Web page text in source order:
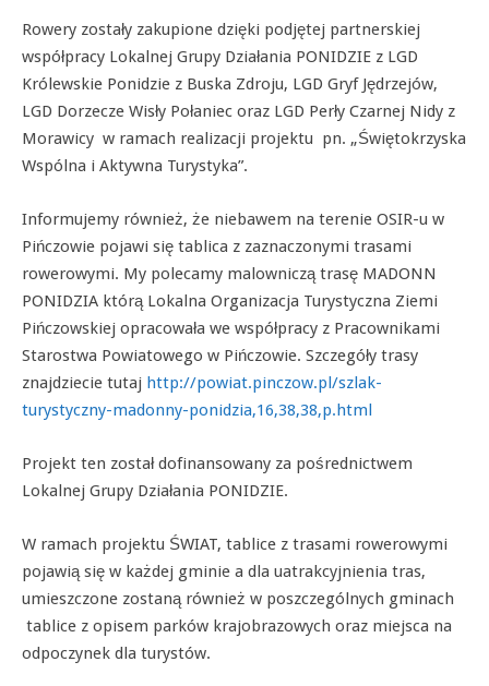
Rowery zostały zakupione dzięki podjętej partnerskiej
współpracy Lokalnej Grupy Działania PONIDZIE z LGD
Królewskie Ponidzie z Buska Zdroju, LGD Gryf Jędrzejów,
LGD Dorzecze Wisły Połaniec oraz LGD Perły Czarnej Nidy z
Morawicy w ramach realizacji projektu pn. „Świętokrzyska
Wspólna i Aktywna Turystyka”.
Informujemy również, że niebawem na terenie OSIR-u w
Pińczowie pojawi się tablica z zaznaczonymi trasami
rowerowymi. My polecamy malowniczą trasę MADONN
PONIDZIA którą Lokalna Organizacja Turystyczna Ziemi
Pińczowskiej opracowała we współpracy z Pracownikami
Starostwa Powiatowego w Pińczowie. Szczegóły trasy
znajdziecie tutaj http://powiat.pinczow.pl/szlak-
turystyczny-madonny-ponidzia,16,38,38,p.html
Projekt ten został dofinansowany za pośrednictwem
Lokalnej Grupy Działania PONIDZIE.
W ramach projektu ŚWIAT, tablice z trasami rowerowymi
pojawią się w każdej gminie a dla uatrakcyjnienia tras,
umieszczone zostaną również w poszczególnych gminach
tablice z opisem parków krajobrazowych oraz miejsca na
odpoczynek dla turystów.